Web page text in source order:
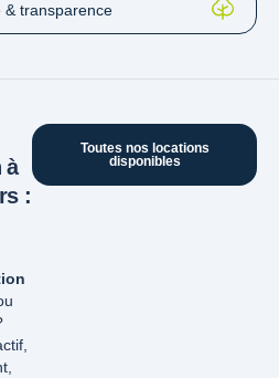
& transparence
à
:
Toutes nos locations
disponibles